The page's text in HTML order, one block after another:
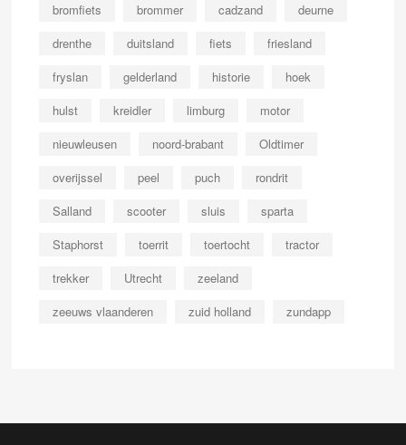
bromfiets
brommer cadzand
deurne
drenthe
duitsland fiets
friesland
fryslan
gelderland historie
hoek
hulst
kreidler limburg
motor
nieuwleusen
noord-brabant
Oldtimer
overijssel
peel puch
rondrit
Salland
scooter sluis
sparta
Staphorst
toerrit toertocht
tractor
trekker
Utrecht
zeeland
zeeuws vlaanderen
zuid holland zundapp